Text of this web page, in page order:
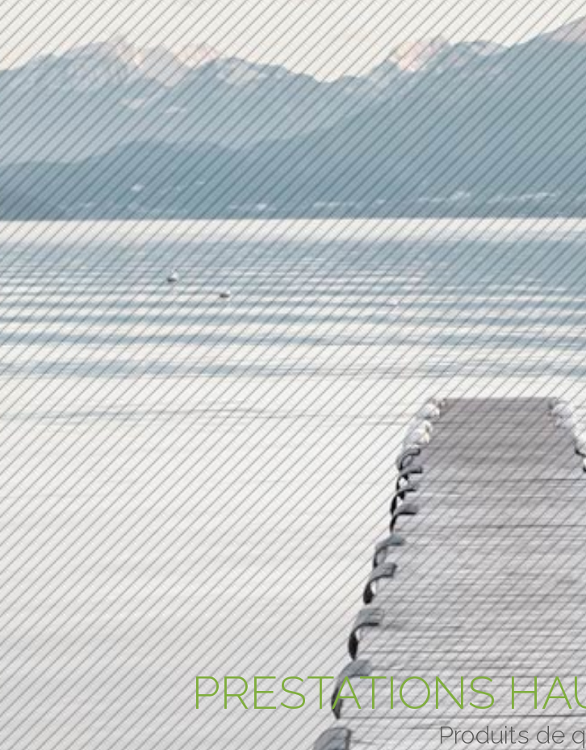
PRESTATIONS
Produits de